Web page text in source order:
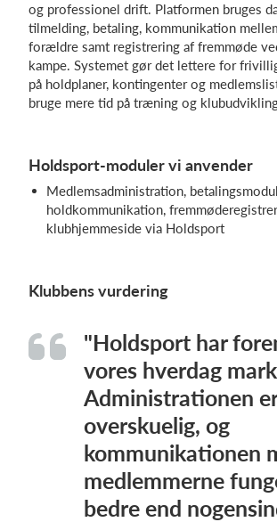
og professionel drift. Platformen bruges
tilmelding, betaling, kommunikation
forældre samt registrering af fremmøde
kampe. Systemet gør det lettere for
på holdplaner, kontingenter og
bruge mere tid på træning og
Holdsport-moduler vi anvender
Medlemsadministration,
holdkommunikation,
klubhjemmeside via Holdsport
Klubbens vurdering
"Holdsport har
vores hverdag
Administrationen
overskuelig, og
kommunikationen
medlemmerne
bedre end